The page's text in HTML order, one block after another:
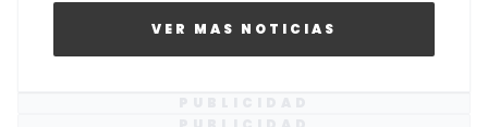
VER MAS NOTICIAS